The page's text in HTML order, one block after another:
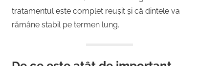
tratamentul este complet reușit și că dintele va
rămâne stabil pe termen lung.